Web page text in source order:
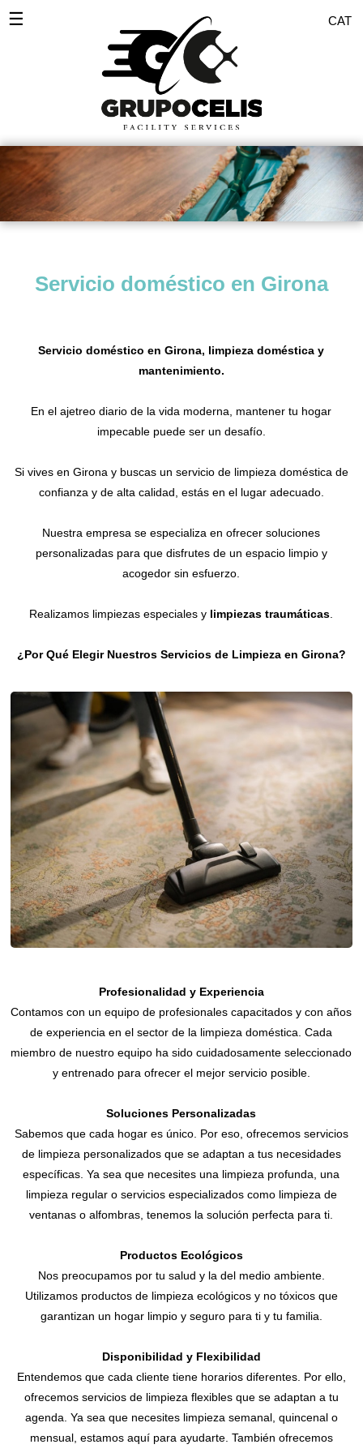
CAT
☰
Desinfecciones
Servicios Empresas
Pulidos
Blog
Contacto
Servicio doméstico en Girona
Servicio doméstico en Girona, limpieza doméstica y
mantenimiento.
En el ajetreo diario de la vida moderna, mantener tu hogar
impecable puede ser un desafío.
Si vives en Girona y buscas un servicio de limpieza doméstica de
confianza y de alta calidad, estás en el lugar adecuado.
Nuestra empresa se especializa en ofrecer soluciones
personalizadas para que disfrutes de un espacio limpio y
acogedor sin esfuerzo.
Realizamos limpiezas especiales y limpiezas traumáticas
¿Por Qué Elegir Nuestros Servicios de Limpieza en Girona?
Profesionalidad y Experiencia
Contamos con un equipo de profesionales capacitados y con años
de experiencia en el sector de la limpieza doméstica. Cada
miembro de nuestro equipo ha sido cuidadosamente seleccionado
y entrenado para ofrecer el mejor servicio posible.
Soluciones Personalizadas
Sabemos que cada hogar es único. Por eso, ofrecemos servicios
de limpieza personalizados que se adaptan a tus necesidades
específicas. Ya sea que necesites una limpieza profunda, una
limpieza regular o servicios especializados como limpieza de
ventanas o alfombras, tenemos la solución perfecta para ti.
Productos Ecológicos
Nos preocupamos por tu salud y la del medio ambiente.
Utilizamos productos de limpieza ecológicos y no tóxicos que
garantizan un hogar limpio y seguro para ti y tu familia.
Disponibilidad y Flexibilidad
Entendemos que cada cliente tiene horarios diferentes. Por ello,
ofrecemos servicios de limpieza flexibles que se adaptan a tu
agenda. Ya sea que necesites limpieza semanal, quincenal o
mensual, estamos aquí para ayudarte. También ofrecemos